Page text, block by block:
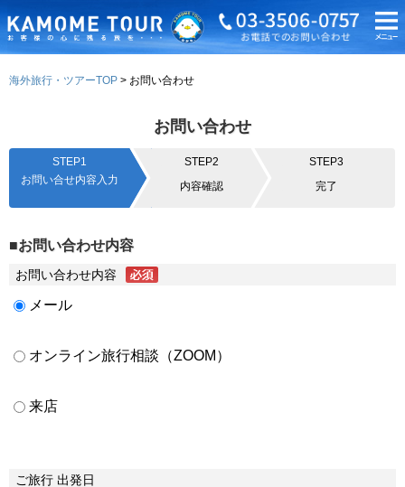
海外旅行・ツアーTOP お問い合わせ
お問い合わせ
STEP1
お問い合せ内容入力
STEP2
内容確認
STEP3
完了
■お問い合わせ内容
お問い合わせ内容
メール
オンライン旅行相談（ZOOM）
来店
ご旅行 出発日